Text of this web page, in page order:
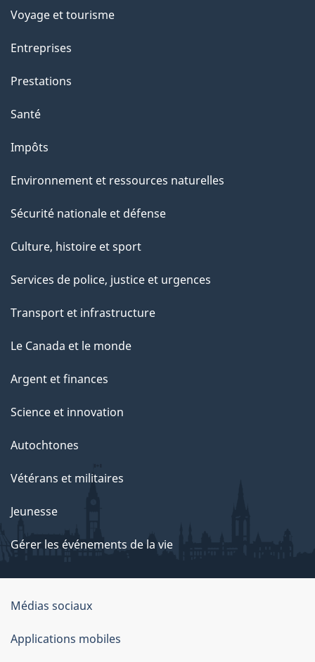
Voyage et tourisme
Entreprises
Prestations
Santé
Impôts
Environnement et ressources naturelles
Sécurité nationale et défense
Culture, histoire et sport
Services de police, justice et urgences
Transport et infrastructure
Le Canada et le monde
Argent et finances
Science et innovation
Autochtones
Vétérans et militaires
Jeunesse
Gérer les événements de la vie
Organisation
du
gouvernement
Médias sociaux
Applications mobiles